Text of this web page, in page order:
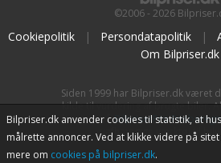
©2006 - 2026
Cookiepolitik | Persondatapolitik |
Om Bilpriser.dk
Siden 1999 har Bilpriser.dk været
kilde til vurdering af brugte biler.
baseret påBilpriserPro
uafhængige værktøj til
Bilpriser.dk anvender cookies til statistik, at
målrette annoncer. Ved at klikke videre på
mere om cookies på bilpriser.dk.